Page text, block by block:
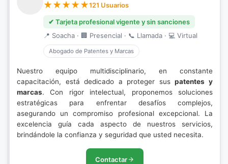
121 Usuarios
✔ Tarjeta profesional vigente y sin sanciones
📍 Soacha · 🏢 Presencial · 📞 Llamada · 💻 Virtual
Abogado de Patentes y Marcas
Nuestro equipo multidisciplinario, en constante
capacitación, está dedicado a proteger suspatentes y
marcas. Con rigor intelectual, proponemos soluciones
estratégicas para enfrentar desafíos complejos,
asegurando un compromiso profesional excepcional. La
excelencia guía cada aspecto de nuestros servicios,
brindándole la confianza y seguridad que usted necesita.
Contactar